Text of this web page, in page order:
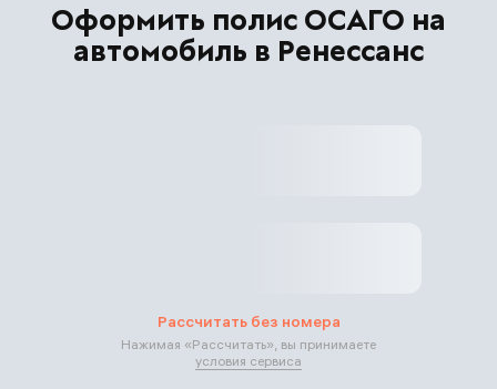
Оформить полис ОСАГО на
автомобиль в Ренессанс
Рассчитать без номера
Нажимая «Рассчитать», вы принимаете
условия сервиса